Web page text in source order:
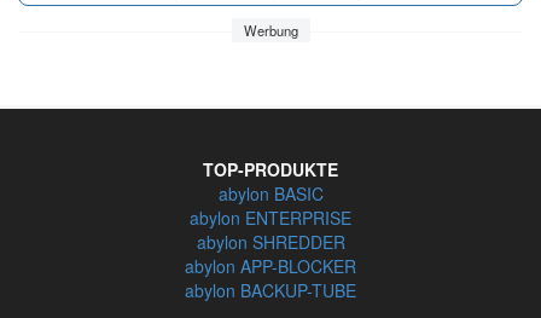
Werbung
TOP-PRODUKTE
abylon BASIC
abylon ENTERPRISE
abylon SHREDDER
abylon APP-BLOCKER
abylon BACKUP-TUBE